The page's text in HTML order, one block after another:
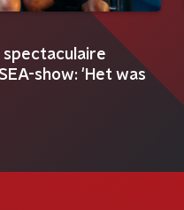
spectaculaire
show: 'Het was